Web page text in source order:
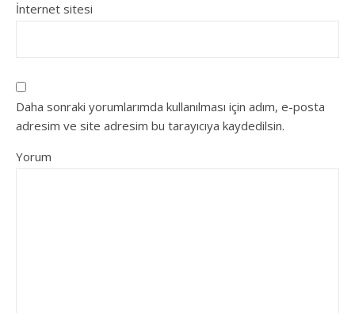
İnternet sitesi
Daha sonraki yorumlarımda kullanılması için adım, e-posta
adresim ve site adresim bu tarayıcıya kaydedilsin.
Yorum